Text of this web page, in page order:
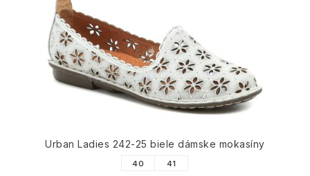
Urban Ladies 242-25 biele dámske mokasíny
40 41